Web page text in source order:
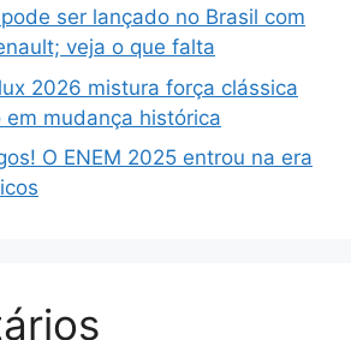
ser lançado no Brasil com
veja o que falta
2026 mistura força clássica
mudança histórica
O ENEM 2025 entrou na era